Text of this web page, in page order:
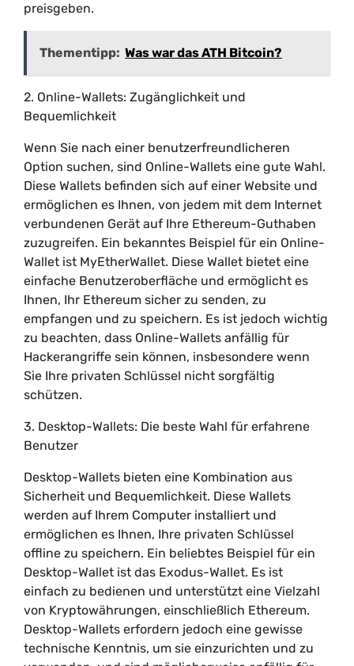
preisgeben.
Thementipp: Was war das ATH Bitcoin?
2. Online-Wallets: Zugänglichkeit und
Bequemlichkeit
Wenn Sie nach einer benutzerfreundlicheren
Option suchen, sind Online-Wallets eine gute Wahl.
Diese Wallets befinden sich auf einer Website und
ermöglichen es Ihnen, von jedem mit dem Internet
verbundenen Gerät auf Ihre Ethereum-Guthaben
zuzugreifen. Ein bekanntes Beispiel für ein Online-
Wallet ist MyEtherWallet. Diese Wallet bietet eine
einfache Benutzeroberfläche und ermöglicht es
Ihnen, Ihr Ethereum sicher zu senden, zu
empfangen und zu speichern. Es ist jedoch wichtig
zu beachten, dass Online-Wallets anfällig für
Hackerangriffe sein können, insbesondere wenn
Sie Ihre privaten Schlüssel nicht sorgfältig
schützen.
3. Desktop-Wallets: Die beste Wahl für erfahrene
Benutzer
Desktop-Wallets bieten eine Kombination aus
Sicherheit und Bequemlichkeit. Diese Wallets
werden auf Ihrem Computer installiert und
ermöglichen es Ihnen, Ihre privaten Schlüssel
offline zu speichern. Ein beliebtes Beispiel für ein
Desktop-Wallet ist das Exodus-Wallet. Es ist
einfach zu bedienen und unterstützt eine Vielzahl
von Kryptowährungen, einschließlich Ethereum.
Desktop-Wallets erfordern jedoch eine gewisse
technische Kenntnis, um sie einzurichten und zu